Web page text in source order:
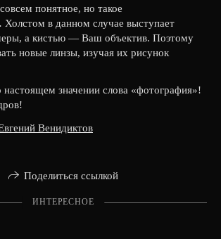
понятное, но такое
Холстом в данном случае выступает
а кистью — Ваш объектив. Поэтому
новые линзы, изучая их рисунок
настоящем значении слова «фотография»!
Венидиктов
Поделиться ссылкой
ИНТЕРЕСНОЕ